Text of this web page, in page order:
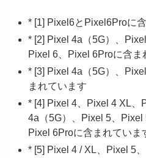
* [1] Pixel6とPixel6Proに
* [2] Pixel 4a（5G）、
Pixel 6、Pixel 6Proに含ま
* [3] Pixel 4a（5G）、
まれています
* [4] Pixel 4、Pixel 4 XL、
4a（5G）、Pixel 5、Pixel
Pixel 6Proに含まれていま
* [5] Pixel 4 / XL、Pixel 5